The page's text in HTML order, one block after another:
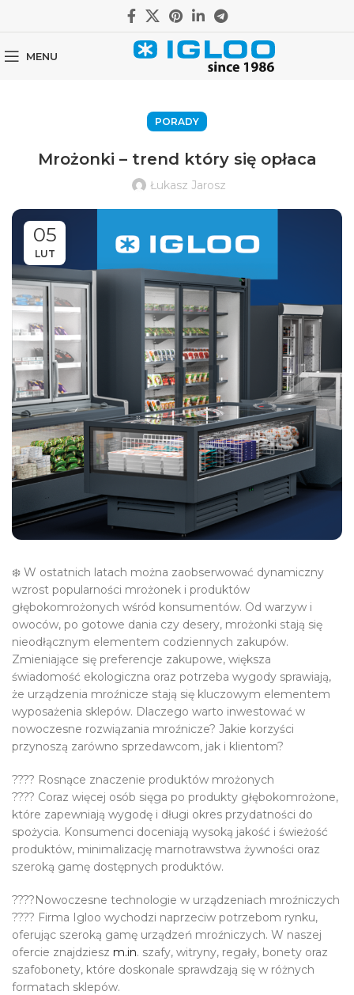
MENU
PORADY
Mrożonki – trend który się opłaca
Łukasz Jarosz
05
LUT
❄️ W ostatnich latach można zaobserwować dynamiczny
wzrost popularności mrożonek i produktów
głębokomrożonych wśród konsumentów. Od warzyw i
owoców, po gotowe dania czy desery, mrożonki stają się
nieodłącznym elementem codziennych zakupów.
Zmieniające się preferencje zakupowe, większa
świadomość ekologiczna oraz potrzeba wygody sprawiają,
że urządzenia mroźnicze stają się kluczowym elementem
wyposażenia sklepów. Dlaczego warto inwestować w
nowoczesne rozwiązania mroźnicze? Jakie korzyści
przynoszą zarówno sprzedawcom, jak i klientom?
???? Rosnące znaczenie produktów mrożonych
???? Coraz więcej osób sięga po produkty głębokomrożone,
które zapewniają wygodę i długi okres przydatności do
spożycia. Konsumenci doceniają wysoką jakość i świeżość
produktów, minimalizację marnotrawstwa żywności oraz
szeroką gamę dostępnych produktów.
????Nowoczesne technologie w urządzeniach mroźniczych
???? Firma Igloo wychodzi naprzeciw potrzebom rynku,
oferując szeroką gamę urządzeń mroźniczych. W naszej
ofercie znajdziesz m.in. szafy, witryny, regały, bonety oraz
szafobonety, które doskonale sprawdzają się w różnych
formatach sklepów.